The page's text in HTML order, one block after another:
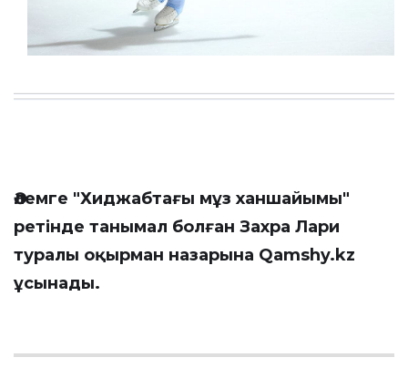
Әлемге "Хиджабтағы мұз ханшайымы"
ретінде танымал болған Захра Лари
туралы оқырман назарына Qamshy.kz
ұсынады.